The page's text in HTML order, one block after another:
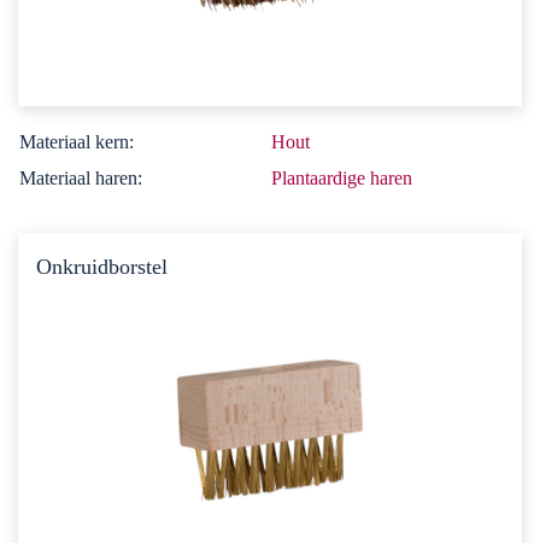
Materiaal kern:
Hout
Materiaal haren:
Plantaardige haren
Onkruidborstel